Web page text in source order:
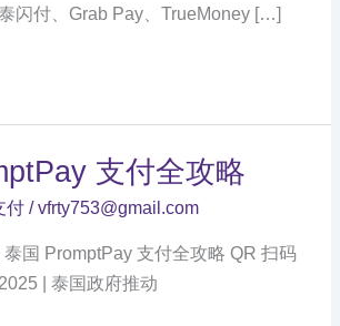
闪付、Grab Pay、TrueMoney […]
支付全攻略
付/vfrty753@gmail.com
国 PromptPay 支付全攻略 QR 扫码
| 泰国政府推动